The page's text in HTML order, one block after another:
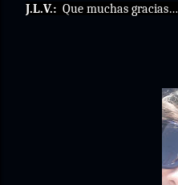
J.L.V.: Que muchas gracias…